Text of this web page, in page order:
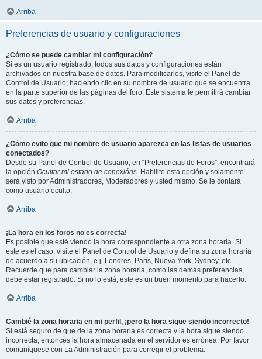
Arriba
Preferencias de usuario y configuraciones
¿Cómo se puede cambiar mi configuración?
Si es un usuario registrado, todos sus datos y configuraciones están
archivados en nuestra base de datos. Para modificarlos, visite el Panel de
Control de Usuario; haciendo clic en su nombre de usuario que se encuentra
en la parte superior de las páginas del foro. Este sistema le permitirá cambiar
sus datos y preferencias.
Arriba
¿Cómo evito que mi nombre de usuario aparezca en las listas de usuarios
conectados?
Desde su Panel de Control de Usuario, en “Preferencias de Foros”, encontrará
la opción Ocultar mi estado de conexións. Habilite esta opción y solamente
será visto por Administradores, Moderadores y usted mismo. Se le contará
como usuario oculto.
Arriba
¡La hora en los foros no es correcta!
Es posible que esté viendo la hora correspondiente a otra zona horaria. Si
este es el caso, visite el Panel de Control de Usuario y defina su zona horaria
de acuerdo a su ubicación, e.j. Londres, París, Nueva York, Sydney, etc.
Recuerde que para cambiar la zona horaria, como las demás preferencias,
debe estar registrado. Si no lo está, este es un buen momento para hacerlo.
Arriba
Cambié la zona horaria en mi perfil, ¡pero la hora sigue siendo incorrecto!
Si está seguro de que de la zona horaria es correcta y la hora sigue siendo
incorrecta, entonces la hora almacenada en el servidor es errónea. Por favor
comuníquese con La Administración para corregir el problema.